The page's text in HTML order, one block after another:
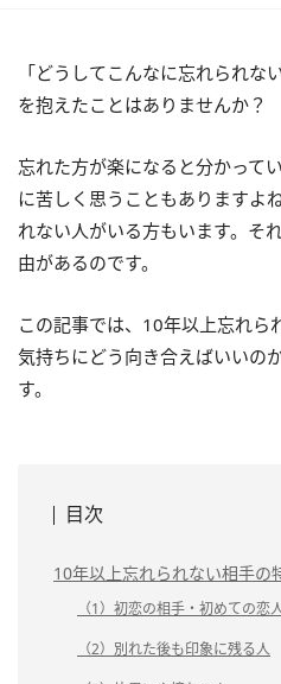
「どうしてこんなに忘れられ
を抱えたことはありませんか？
忘れた方が楽になると分かって
に苦しく思うこともありますよ
れない人がいる方もいます。そ
由があるのです。
この記事では、10年以上忘れら
気持ちにどう向き合えばいいの
す。
目次
10年以上忘れられない相手の
（1）初恋の相手・初めての恋
（2）別れた後も印象に残る人